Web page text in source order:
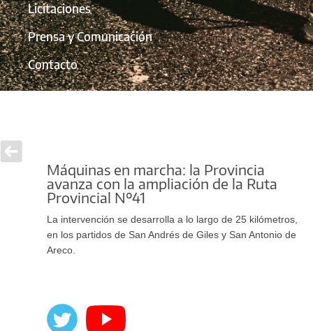
Licitaciones
Prensa y Comunicación
Contacto
Máquinas en marcha: la Provincia
avanza con la ampliación de la Ruta
Provincial Nº41
La intervención se desarrolla a lo largo de 25 kilómetros,
en los partidos de San Andrés de Giles y San Antonio de
Areco.